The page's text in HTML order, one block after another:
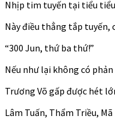
Nhịp tim tuyến tại tiểu
Này điều thẳng tắp
“300 Jun, thứ ba thứ!”
Nếu như lại không có
Trương Võ gấp được hét
Lâm Tuấn, Thẩm Triều,